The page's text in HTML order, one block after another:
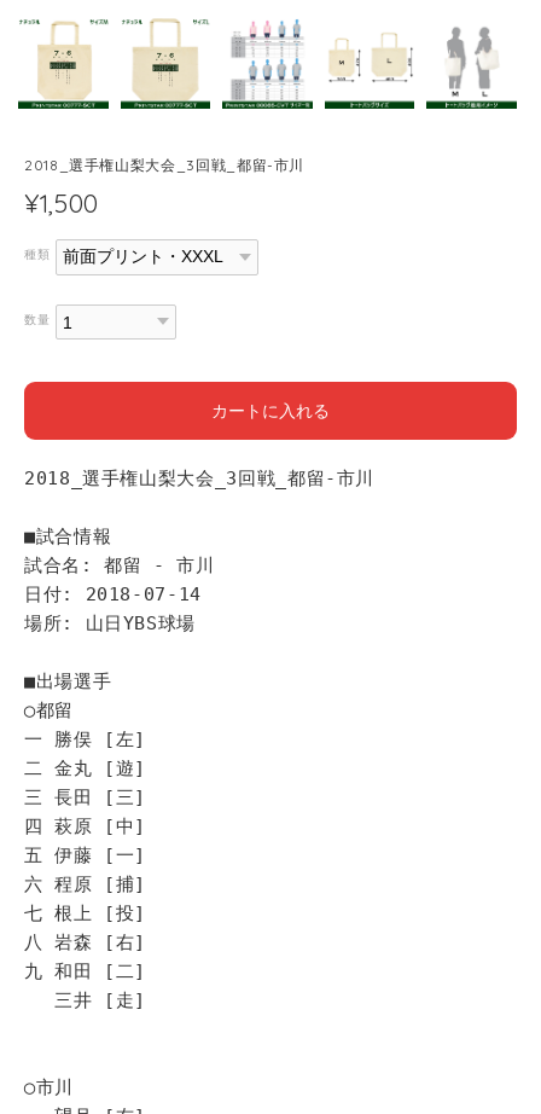
2018_選手権山梨大会_3回戦_都留-市川
¥1,500
種類
数量
カートに入れる
2018_選手権山梨大会_3回戦_都留-市川
■試合情報
試合名: 都留 - 市川
日付: 2018-07-14
場所: 山日YBS球場
■出場選手
◯都留
一 勝俣 [左]
二 金丸 [遊]
三 長田 [三]
四 萩原 [中]
五 伊藤 [一]
六 程原 [捕]
七 根上 [投]
八 岩森 [右]
九 和田 [二]
三井 [走]
◯市川